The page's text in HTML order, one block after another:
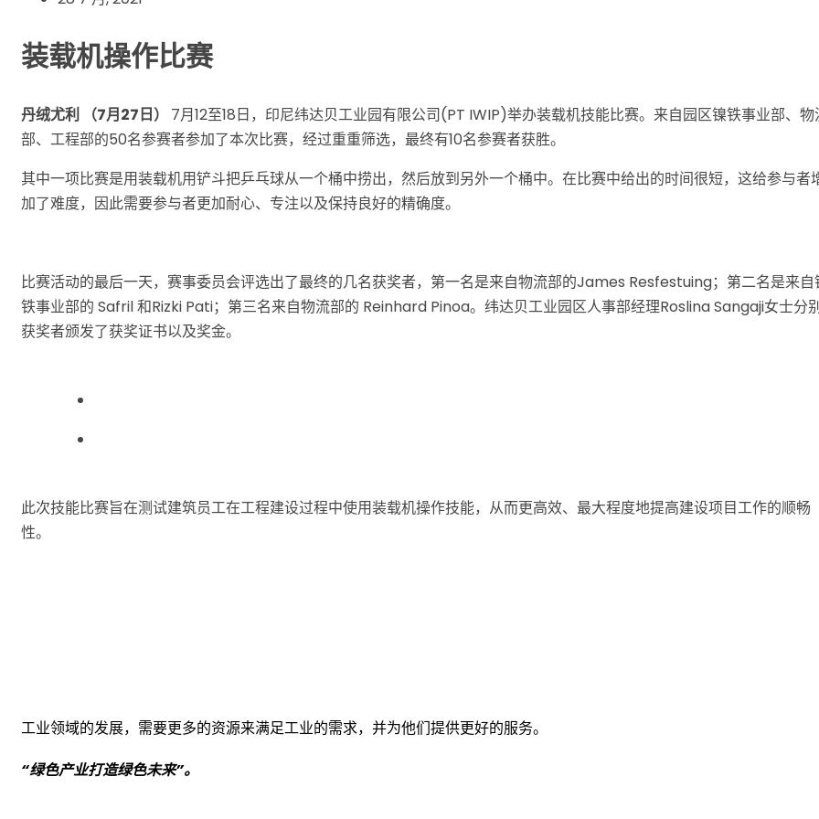
装载机操作比赛
丹绒尤利 （7月27日） 7月12至18日，印尼纬达贝工业园有限公司(PT IWIP)举办装载机技能比赛。来自园区镍铁事业部、物
部、工程部的50名参赛者参加了本次比赛，经过重重筛选，最终有10名参赛者获胜。
其中一项比赛是用装载机用铲斗把乒乓球从一个桶中捞出，然后放到另外一个桶中。在比赛中给出的时间很短，这给参与者
加了难度，因此需要参与者更加耐心、专注以及保持良好的精确度。
比赛活动的最后一天，赛事委员会评选出了最终的几名获奖者，第一名是来自物流部的James Resfestuing；第二名是来自
铁事业部的 Safril 和Rizki Pati；第三名来自物流部的 Reinhard Pinoa。纬达贝工业园区人事部经理Roslina Sangaji女士分
获奖者颁发了获奖证书以及奖金。
此次技能比赛旨在测试建筑员工在工程建设过程中使用装载机操作技能，从而更高效、最大程度地提高建设项目工作的顺畅
性。
工业领域的发展，需要更多的资源来满足工业的需求，并为他们提供更好的服务。
“绿色产业打造绿色未来”。